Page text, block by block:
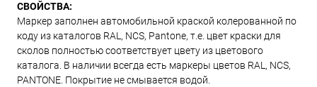
СВОЙСТВА:
Маркер заполнен автомобильной краской колерованной по
коду из каталогов RAL, NCS, Pantone, т.е. цвет краски для
сколов полностью соответствует цвету из цветового
каталога. В наличии всегда есть маркеры цветов RAL, NCS,
PANTONE. Покрытие не смывается водой.